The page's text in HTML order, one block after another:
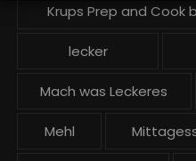
Krups Prep and Cook
lecker
Mach was Leckeres
Mehl